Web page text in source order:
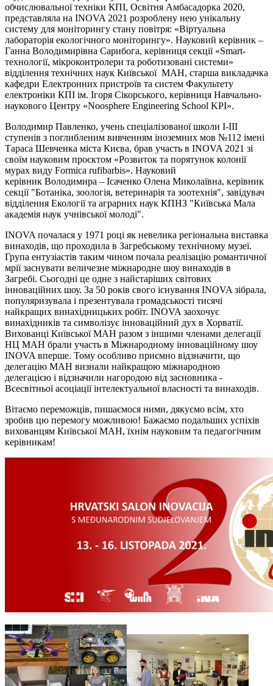
обчислювальної техніки КПІ, Освітня Амбасадорка 2020,
представляла на INOVA 2021 розроблену нею унікальну
систему для моніторингу стану повітря: «Віртуальна
лабораторія екологічного моніторингу». Науковий керівник –
Ганна Володимирівна Сарибога, керівниця секції «Smart-
технології, мікроконтролери та роботизовані системи»
відділення технічних наук Київської МАН, старша викладачка
кафедри Електронних пристроїв та систем Факультету
електроніки КПІ ім. Ігоря Сікорського, керівниця Навчально-
наукового Центру «Noosphere Engineering School KPI».
Володимир Павленко, учень спеціалізованої школи І-ІІІ
ступенів з поглибленим вивченням іноземних мов №112 імені
Тараса Шевченка міста Києва, брав участь в INOVA 2021 зі
своїм науковим проєктом «Розвиток та порятунок колонії
мурах виду Formica rufibarbis». Науковий
керівник Володимира – Ісаченко Олена Миколаївна, керівник
секції "Ботаніка, зоологія, ветеринарія та зоотехнія", завідувач
відділення Екології та аграрних наук КПНЗ "Київська Мала
академія наук учнівської молоді".
INOVA почалася у 1971 році як невелика регіональна виставка
винаходів, що проходила в Загребському технічному музеї.
Група ентузіастів таким чином почала реалізацію романтичної
мрії заснувати величезне міжнародне шоу винаходів в
Загребі. Сьогодні це одне з найстаріших світових
інноваційних шоу. За 50 років свого існування INOVA зібрала,
популяризувала і презентувала громадськості тисячі
найкращих винахідницьких робіт. INOVA заохочує
винахідників та символізує інноваційний дух в Хорватії.
Вихованці Київської МАН разом з іншими членами делегації
НЦ МАН брали участь в Міжнародному інноваційному шоу
INOVA вперше. Тому особливо приємно відзначити, що
делегацію МАН визнали найкращою міжнародною
делегацією і відзначили нагородою від засновника -
Всесвітньої асоціації інтелектуальної власності та винаходів.
Вітаємо переможців, пишаємося ними, дякуємо всім, хто
зробив цю перемогу можливою! Бажаємо подальших успіхів
вихованцям Київської МАН, їхнім науковим та педагогічним
керівникам!